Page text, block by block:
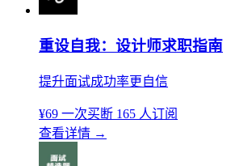
重设自我：设计师求职指南
提升面试成功率更自信
¥69 一次买断 165 人订阅
查看详情 →